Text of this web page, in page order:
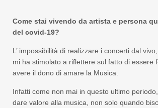
Come stai vivendo da artista e persona
del covid-19?
L’ impossibilità di realizzare i concerti dal
mi ha stimolato a riflettere sul fatto di essere
avere il dono di amare la Musica.
Infatti come non mai in questo ultimo
dare valore alla musica, non solo quando